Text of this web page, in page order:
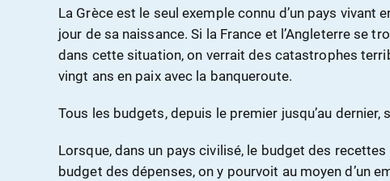
La Grèce est le seul exemple connu d’un pays vivant
jour de sa naissance. Si la France et l’Angleterre se
dans cette situation, on verrait des catastrophes
vingt ans en paix avec la banqueroute.
Tous les budgets, depuis le premier jusqu’au dernier,
Lorsque, dans un pays civilisé, le budget des
budget des dépenses, on y pourvoit au moyen d’un